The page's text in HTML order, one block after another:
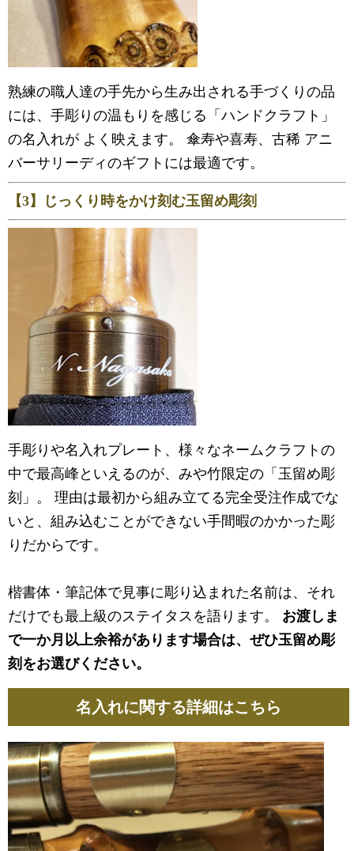
熟練の職人達の手先から生み出される手づくりの品
には、手彫りの温もりを感じる「ハンドクラフト」
の名入れが よく映えます。 傘寿や喜寿、古稀 アニ
バーサリーディのギフトには最適です。
【3】じっくり時をかけ刻む玉留め彫刻
手彫りや名入れプレート、様々なネームクラフトの
中で最高峰といえるのが、みや竹限定の「玉留め彫
刻」。 理由は最初から組み立てる完全受注作成でな
いと、組み込むことができない手間暇のかかった彫
りだからです。
楷書体・筆記体で見事に彫り込まれた名前は、それ
だけでも最上級のステイタスを語ります。 お渡しま
で一か月以上余裕があります場合は、ぜひ玉留め彫
刻をお選びください。
名入れに関する詳細はこちら